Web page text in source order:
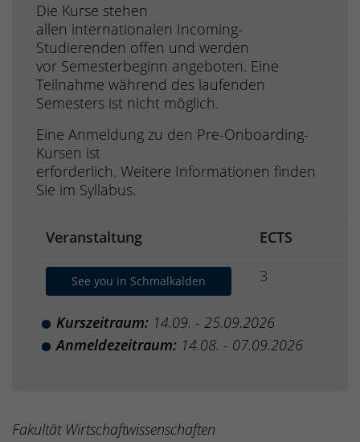
Die Kurse stehen
allen internationalen Incoming-
Studierenden offen und werden
vor Semesterbeginn angeboten. Eine
Teilnahme während des laufenden
Semesters ist nicht möglich.
Eine Anmeldung zu den Pre-Onboarding-
Kursen ist
erforderlich. Weitere Informationen finden
Sie im Syllabus.
Veranstaltung ECTS
See you in Schmalkalden 3
Kurszeitraum: 14.09. - 25.09.2026
Anmeldezeitraum: 14.08. - 07.09.2026
Fakultät Wirtschaftwissenschaften